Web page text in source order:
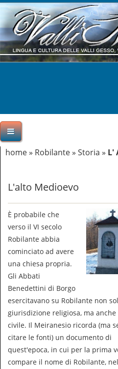
home» Robilante» Storia » L'
L'alto Medioevo
È probabile che
verso il VI secolo
Robilante abbia
cominciato ad avere
una chiesa propria.
Gli Abbati
Benedettini di Borgo
esercitavano su Robilante non
giurisdizione religiosa, ma anche
civile. Il Meiranesio ricorda (ma
citare le fonti) un documento di
quest'epoca, in cui per la prima
compare il nome di Robilante,